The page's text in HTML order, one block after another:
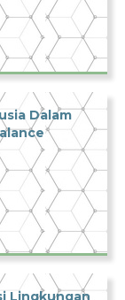
Dalam
Lingkungan